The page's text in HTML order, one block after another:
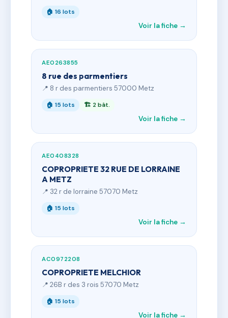
🏠 16 lots
Voir la fiche →
AE0263855
8 rue des parmentiers
📍 8 r des parmentiers 57000 Metz
🏠 15 lots 🏗 2 bât.
Voir la fiche →
AE0408328
COPROPRIETE 32 RUE DE LORRAINE
A METZ
📍 32 r de lorraine 57070 Metz
🏠 15 lots
Voir la fiche →
AC0972208
COPROPRIETE MELCHIOR
📍 26B r des 3 rois 57070 Metz
🏠 15 lots
Voir la fiche →